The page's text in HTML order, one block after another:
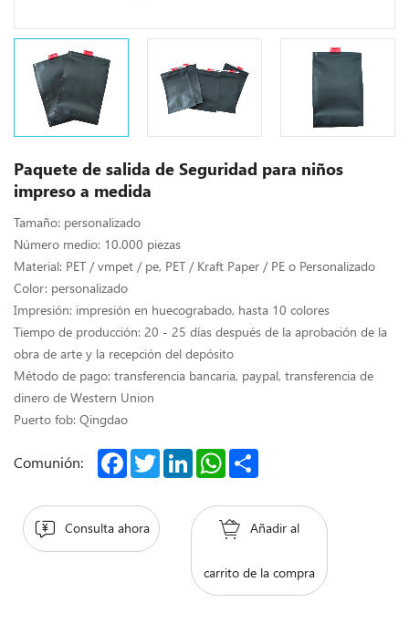
Paquete de salida de Seguridad para niños
impreso a medida
Tamaño: personalizado
Número medio: 10.000 piezas
Material: PET / vmpet / pe, PET / Kraft Paper / PE o Personalizado
Color: personalizado
Impresión: impresión en huecograbado, hasta 10 colores
Tiempo de producción: 20 - 25 días después de la aprobación de la
obra de arte y la recepción del depósito
Método de pago: transferencia bancaria, paypal, transferencia de
dinero de Western Union
Puerto fob: Qingdao
Comunión: FacebookTwitterLinkedInWhatsApp
Consulta ahora Añadir al
carrito de la compra